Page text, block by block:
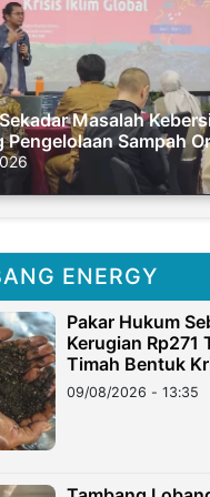
Masalah
Pengelolaan Sampah
Iklim
ENERGY
Pakar Hukum
Kerugian Rp271
Timah Bentuk
Terhadap Usaha
09/08/2026 - 13:35